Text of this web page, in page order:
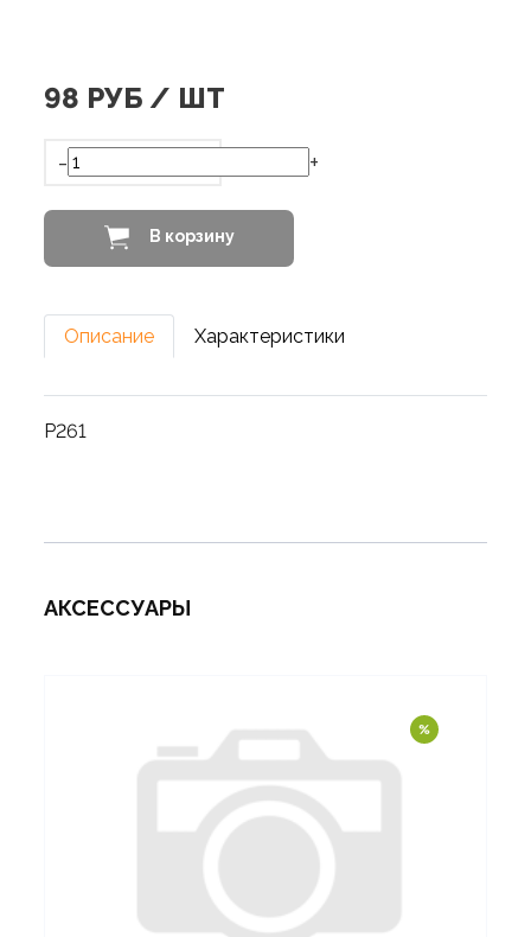
98 РУБ / ШТ
- +
В корзину
Описание Характеристики
Р261
АКСЕССУАРЫ